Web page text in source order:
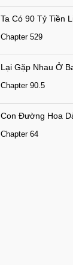
Ta Có 90 Tỷ Tiền
Chapter 529
Chapter 90.5
Chapter 64